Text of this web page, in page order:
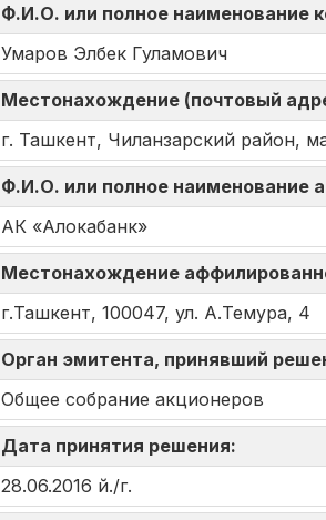
Ф.И.О. или полное наименование
Умаров Элбек Гуламович
Местонахождение (почтовый
г. Ташкент, Чиланзарский район,
Ф.И.О. или полное наименование
АК «Алокабанк»
Местонахождение
г.Ташкент, 100047, ул. А.Темура, 4
Орган эмитента, принявший
Общее собрание акционеров
Дата принятия решения:
28.06.2016 й./г.